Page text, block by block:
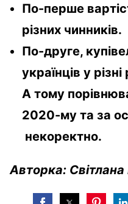
По-перше
різних чинників.
По-друге,
українців у
А тому
2020-му та за
некоректно.
Авторка: